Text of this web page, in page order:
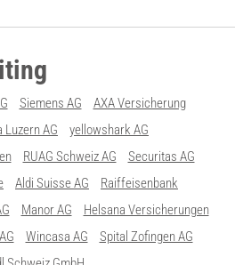
Siemens AG
AXA Versicherung
Luzern AG
yellowshark AG
RUAG Schweiz AG
Securitas AG
Aldi Suisse AG
Raiffeisenbank
Manor AG
Helsana Versicherungen
Wincasa AG
Spital Zofingen AG